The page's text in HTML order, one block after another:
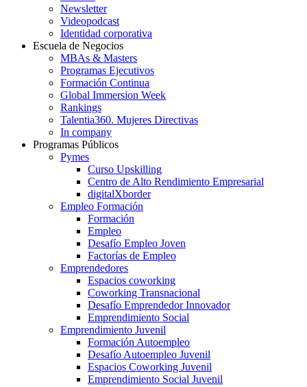
Newsletter
Videopodcast
Identidad corporativa
Escuela de Negocios
MBAs & Masters
Programas Ejecutivos
Formación Continua
Global Immersion Week
Rankings
Talentia360. Mujeres Directivas
In company
Programas Públicos
Pymes
Curso Upskilling
Centro de Alto Rendimiento Empresarial
digitalXborder
Empleo Formación
Formación
Empleo
Desafío Empleo Joven
Factorías de Empleo
Emprendedores
Espacios coworking
Coworking Transnacional
Desafío Emprendedor Innovador
Emprendimiento Social
Emprendimiento Juvenil
Formación Autoempleo
Desafío Autoempleo Juvenil
Espacios Coworking Juvenil
Emprendimiento Social Juvenil